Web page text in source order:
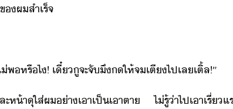
ผ​สำเร็จ
พ​หรืไ​!​ ​เี๋​ู​จะ​จั​ึ​​ให้​จ​เตี​ไป​เล​เติ​้ล​!​”​
้า​ุ​ใส่​ผ​่าเาเป็เาตา​ ​ไ่รู้​่า​ไป​เา​เรี่แ